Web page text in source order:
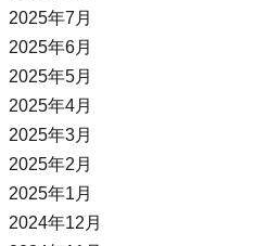
2025年7月
2025年6月
2025年5月
2025年4月
2025年3月
2025年2月
2025年1月
2024年12月